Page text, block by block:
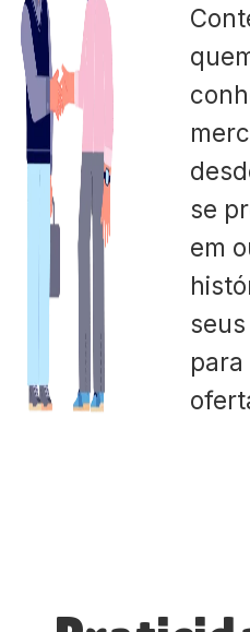
se
em